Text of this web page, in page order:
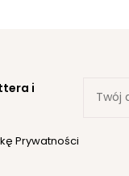
i
Prywatności